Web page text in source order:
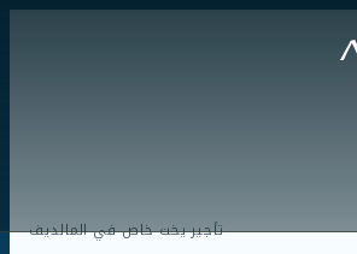
تأجير يخت خاص في المالديف